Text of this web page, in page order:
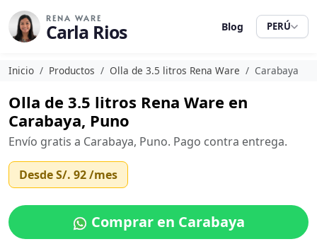
RENA WARE
Carla Rios Blog PERÚ
Inicio Productos Olla de 3.5 litros Rena Ware Carabaya
Olla de 3.5 litros Rena Ware en
Carabaya, Puno
Envío gratis a Carabaya, Puno. Pago contra entrega.
DesdeS/. 92/mes
Comprar en Carabaya